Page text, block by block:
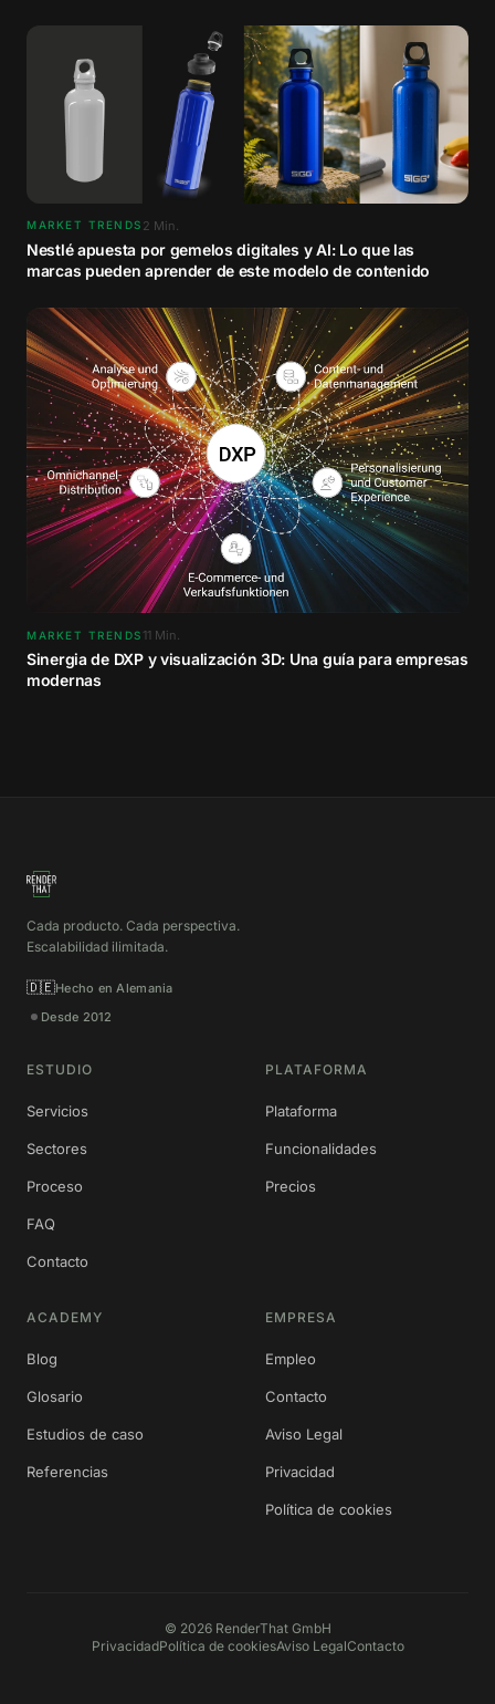
MARKET TRENDS 2 Min.
Nestlé apuesta por gemelos digitales y AI: Lo que las
marcas pueden aprender de este modelo de contenido
MARKET TRENDS 11 Min.
Sinergia de DXP y visualización 3D: Una guía para empresas
modernas
Cada producto. Cada perspectiva.
Escalabilidad ilimitada.
🇩🇪Hecho en Alemania
Desde 2012
ESTUDIO
Servicios
Sectores
Proceso
FAQ
Contacto
PLATAFORMA
Plataforma
Funcionalidades
Precios
ACADEMY
Blog
Glosario
Estudios de caso
Referencias
EMPRESA
Empleo
Contacto
Aviso Legal
Privacidad
Política de cookies
© 2026RenderThat GmbH
PrivacidadPolítica de cookiesAviso LegalContacto